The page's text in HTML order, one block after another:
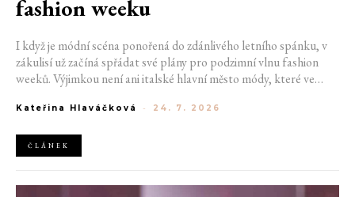
fashion weeku
I když je módní scéna ponořená do zdánlivého letního spánku, v
zákulisí už začíná spřádat své plány pro podzimní vlnu fashion
weeků. Výjimkou není ani italské hlavní město módy, které ve
22. do 28. září přivítá tradiční jména, pozornost však zaměří
Moschino.
Kateřina Hlaváčková - 24. 7. 2026
ČLÁNEK